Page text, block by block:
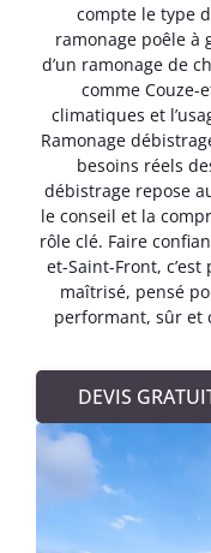
compte le type
ramonage poêle à
d’un ramonage de
comme Couze-
climatiques et
Ramonage
besoins réels
débistrage repose
le conseil et la
rôle clé. Faire
et-Saint-Front,
maîtrisé, pensé
performant, sûr et
DEVIS